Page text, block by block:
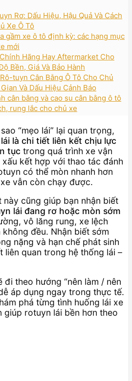
Rơ: Dấu Hiệu, Hậu Quả Và Cách
Xe Ô Tô
gầm xe ô tô định kỳ: các hạng mục
mới
Hãng Hay Aftermarket Cho
Bền, Giá Và Bảo Hành
tuyn Cân Bằng Ô Tô Cho Chủ
Và Dấu Hiệu Cảnh Báo
cân bằng và cao su cân bằng ô tô
rung lắc cho chủ xe
“mẹo lái” lại quan trọng,
là chi tiết liên kết chịu lực
tục trong quá trình xe vận
xấu kết hợp với thao tác đánh
có thể mòn nhanh hơn
vẫn còn chạy được.
này cũng giúp bạn nhận biết
lái đang rơ hoặc mòn sớm
vô lăng rung, xe lệch
đều. Nhận biết sớm
nặng và hạn chế phát sinh
liên quan trong hệ thống lái –
theo hướng “nên làm / nên
áp dụng ngay trong thực tế.
phá từng tình huống lái xe
giúp rotuyn lái bền hơn theo